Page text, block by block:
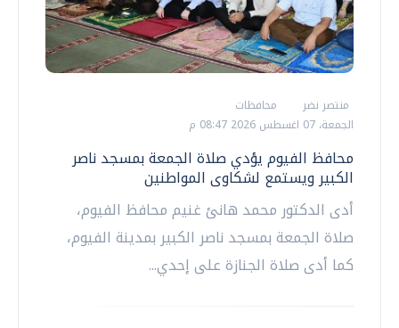
منتصر نضر
محافظات
الجمعة، 07 اغسطس 2026 08:47 م
محافظ الفيوم يؤدي صلاة الجمعة بمسجد ناصر
الكبير ويستمع لشكاوى المواطنين
أدى الدكتور محمد هانئ غنيم محافظ الفيوم،
صلاة الجمعة بمسجد ناصر الكبير بمدينة الفيوم،
كما أدى صلاة الجنازة على إحدي...